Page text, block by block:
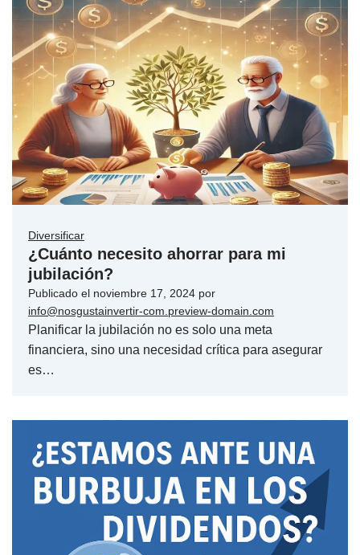
Diversificar
¿Cuánto necesito ahorrar para mi
jubilación?
Publicado el noviembre 17, 2024 por
info@nosgustainvertir-com.preview-domain.com
Planificar la jubilación no es solo una meta
financiera, sino una necesidad crítica para asegurar
es…